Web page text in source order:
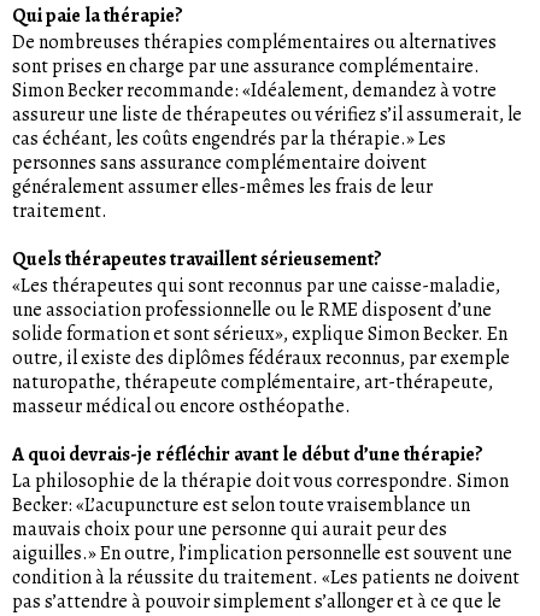
Qui paie la thérapie?
De nombreuses thérapies complémentaires ou alternatives
sont prises en charge par une assurance complémentaire.
Simon Becker recommande: «Idéalement, demandez à votre
assureur une liste de thérapeutes ou vérifiez s’il assumerait, le
cas échéant, les coûts engendrés par la thérapie.» Les
personnes sans assurance complémentaire doivent
généralement assumer elles-mêmes les frais de leur
traitement.
Quels thérapeutes travaillent sérieusement?
«Les thérapeutes qui sont reconnus par une caisse-maladie,
une association professionnelle ou le RME disposent d’une
solide formation et sont sérieux», explique Simon Becker. En
outre, il existe des diplômes fédéraux reconnus, par exemple
naturopathe, thérapeute complémentaire, art-thérapeute,
masseur médical ou encore osthéopathe.
A quoi devrais-je réfléchir avant le début d’une thérapie?
La philosophie de la thérapie doit vous correspondre. Simon
Becker: «L’acupuncture est selon toute vraisemblance un
mauvais choix pour une personne qui aurait peur des
aiguilles.» En outre, l’implication personnelle est souvent une
condition à la réussite du traitement. «Les patients ne doivent
pas s’attendre à pouvoir simplement s’allonger et à ce que le